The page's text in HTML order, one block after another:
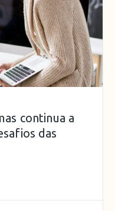
continua a
das